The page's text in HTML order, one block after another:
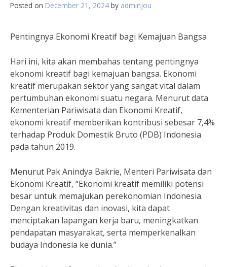
Posted on December 21, 2024 by adminjou
Pentingnya Ekonomi Kreatif bagi Kemajuan Bangsa
Hari ini, kita akan membahas tentang pentingnya
ekonomi kreatif bagi kemajuan bangsa. Ekonomi
kreatif merupakan sektor yang sangat vital dalam
pertumbuhan ekonomi suatu negara. Menurut data
Kementerian Pariwisata dan Ekonomi Kreatif,
ekonomi kreatif memberikan kontribusi sebesar 7,4%
terhadap Produk Domestik Bruto (PDB) Indonesia
pada tahun 2019.
Menurut Pak Anindya Bakrie, Menteri Pariwisata dan
Ekonomi Kreatif, “Ekonomi kreatif memiliki potensi
besar untuk memajukan perekonomian Indonesia.
Dengan kreativitas dan inovasi, kita dapat
menciptakan lapangan kerja baru, meningkatkan
pendapatan masyarakat, serta memperkenalkan
budaya Indonesia ke dunia.”